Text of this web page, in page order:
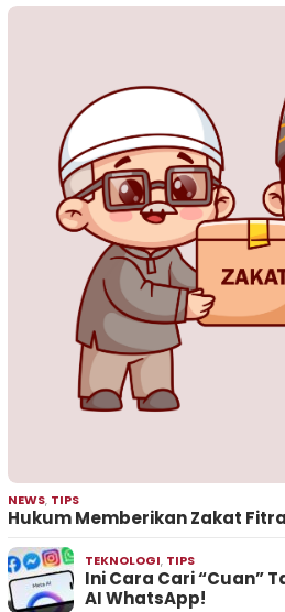
NEWS, TIPS
Hukum Memberikan Zakat
TEKNOLOGI, TIPS
Ini Cara Cari “Cuan”
AI WhatsApp!